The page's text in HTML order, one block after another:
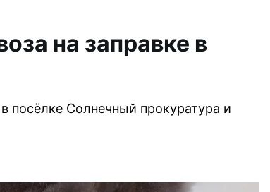
на заправке в
посёлке Солнечный прокуратура и